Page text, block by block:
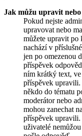
Jak můžu upravit nebo
Pokud nejste
upravovat nebo
můžete upravit po
nachází v
jen po omezenou
příspěvek
ním krátký text,
příspěvek upravili.
někdo do tématu
moderátor nebo
mohou zanechat
příspěvek upravili.
uživatelé